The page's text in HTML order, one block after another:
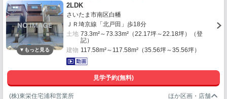
2LDK
さいたま市南区白幡
ＪＲ埼京線「北戸田」歩18分
土地 73.3m²～73.33m²（22.17坪～22.18坪）（登
記）
建物 117.58m²～117.58m²（35.56坪～35.56坪）
見学予約(無料)
(株)東栄住宅浦和営業所